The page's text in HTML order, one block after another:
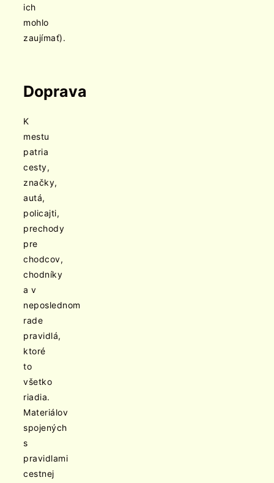
ich
mohlo
zaujímať).
Doprava
K
mestu
patria
cesty,
značky,
autá,
policajti,
prechody
pre
chodcov,
chodníky
a v
neposlednom
rade
pravidlá,
ktoré
to
všetko
riadia.
Materiálov
spojených
s
pravidlami
cestnej